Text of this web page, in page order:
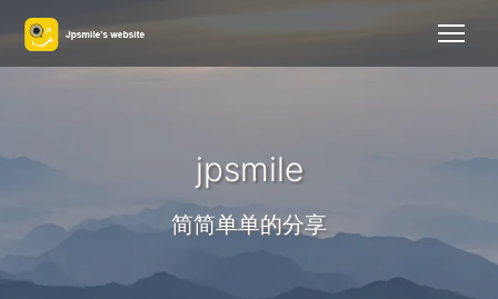
jpsmile
简简单单的分享